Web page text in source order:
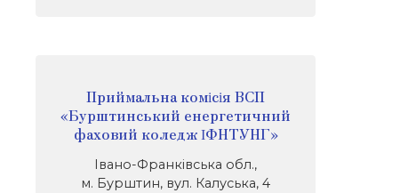
Приймальна комісія ВСП
«Бурштинський енергетичний
фаховий коледж ІФНТУНГ»
Івано-Франківська обл.,
м. Бурштин, вул. Калуська, 4